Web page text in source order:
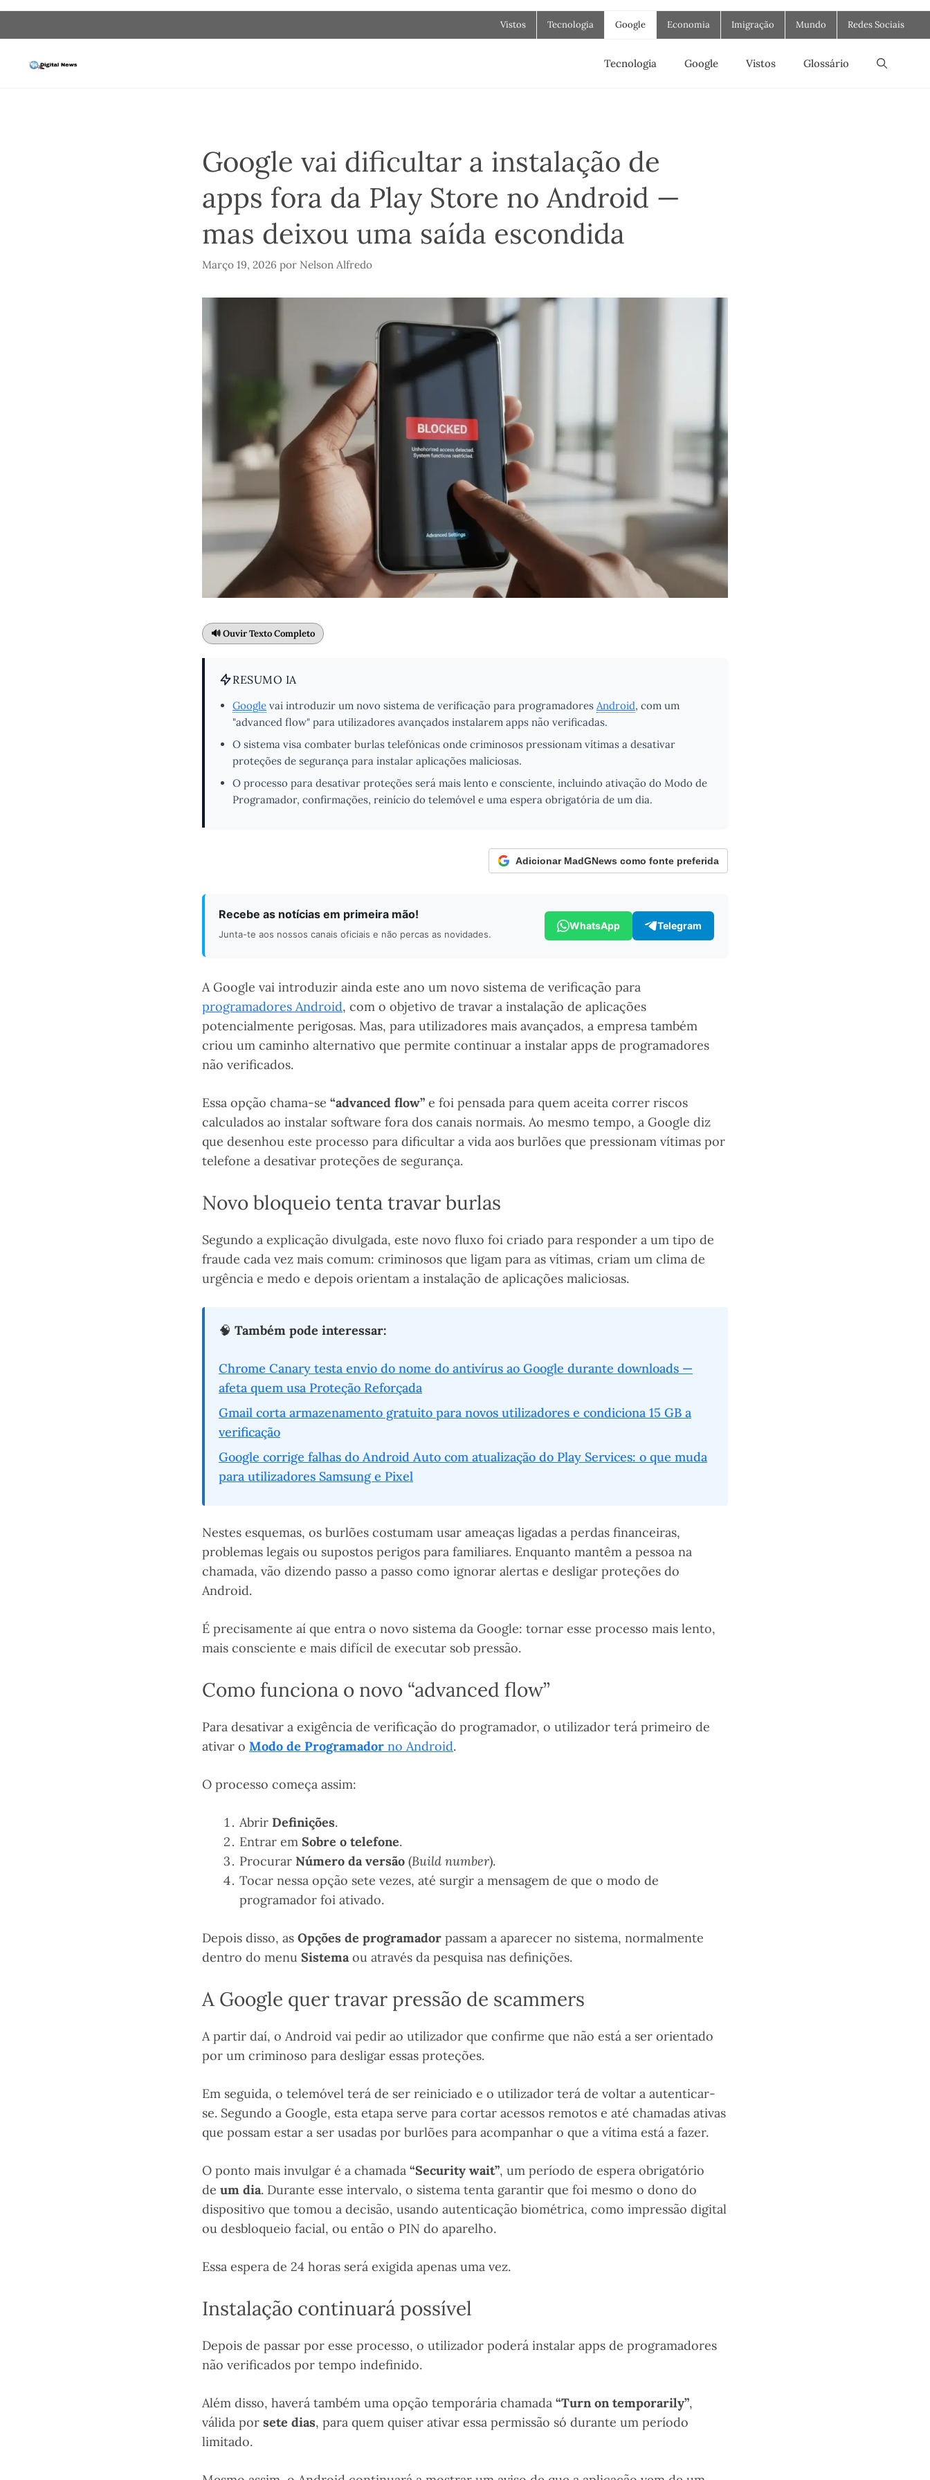
para
Vistos Tecnologia Google Economia Imigração Mundo Redes Sociais
Tecnologia Google Vistos Glossário
Google vai dificultar a instalação de
apps fora da Play Store no Android —
mas deixou uma saída escondida
Março 19, 2026 por Nelson Alfredo
🔊 Ouvir Texto Completo
RESUMO IA
Google vai introduzir um novo sistema de verificação para programadores Android, com um
"advanced flow" para utilizadores avançados instalarem apps não verificadas.
O sistema visa combater burlas telefónicas onde criminosos pressionam vítimas a desativar
proteções de segurança para instalar aplicações maliciosas.
O processo para desativar proteções será mais lento e consciente, incluindo ativação do Modo de
Programador, confirmações, reinício do telemóvel e uma espera obrigatória de um dia.
Adicionar MadGNews como fonte preferida
Recebe as notícias em primeira mão!
Junta-te aos nossos canais oficiais e não percas as novidades.
WhatsApp Telegram
A Google vai introduzir ainda este ano um novo sistema de verificação para
programadores Android, com o objetivo de travar a instalação de aplicações
potencialmente perigosas. Mas, para utilizadores mais avançados, a empresa também
criou um caminho alternativo que permite continuar a instalar apps de programadores
não verificados.
Essa opção chama-se “advanced flow” e foi pensada para quem aceita correr riscos
calculados ao instalar software fora dos canais normais. Ao mesmo tempo, a Google diz
que desenhou este processo para dificultar a vida aos burlões que pressionam vítimas por
telefone a desativar proteções de segurança.
Novo bloqueio tenta travar burlas
Segundo a explicação divulgada, este novo fluxo foi criado para responder a um tipo de
fraude cada vez mais comum: criminosos que ligam para as vítimas, criam um clima de
urgência e medo e depois orientam a instalação de aplicações maliciosas.
🧠 Também pode interessar:
Chrome Canary testa envio do nome do antivírus ao Google durante downloads —
afeta quem usa Proteção Reforçada
Gmail corta armazenamento gratuito para novos utilizadores e condiciona 15 GB a
verificação
Google corrige falhas do Android Auto com atualização do Play Services: o que muda
para utilizadores Samsung e Pixel
Nestes esquemas, os burlões costumam usar ameaças ligadas a perdas financeiras,
problemas legais ou supostos perigos para familiares. Enquanto mantêm a pessoa na
chamada, vão dizendo passo a passo como ignorar alertas e desligar proteções do
Android.
É precisamente aí que entra o novo sistema da Google: tornar esse processo mais lento,
mais consciente e mais difícil de executar sob pressão.
Como funciona o novo “advanced flow”
Para desativar a exigência de verificação do programador, o utilizador terá primeiro de
ativar o Modo de Programador no Android.
O processo começa assim:
Abrir Definições.
Entrar em Sobre o telefone.
Procurar Número da versão (Build number).
Tocar nessa opção sete vezes, até surgir a mensagem de que o modo de
programador foi ativado.
Depois disso, as Opções de programador passam a aparecer no sistema, normalmente
dentro do menu Sistemaou através da pesquisa nas definições.
A Google quer travar pressão de scammers
A partir daí, o Android vai pedir ao utilizador que confirme que não está a ser orientado
por um criminoso para desligar essas proteções.
Em seguida, o telemóvel terá de ser reiniciado e o utilizador terá de voltar a autenticar-
se. Segundo a Google, esta etapa serve para cortar acessos remotos e até chamadas ativas
que possam estar a ser usadas por burlões para acompanhar o que a vítima está a fazer.
O ponto mais invulgar é a chamada “Security wait”, um período de espera obrigatório
de um dia. Durante esse intervalo, o sistema tenta garantir que foi mesmo o dono do
dispositivo que tomou a decisão, usando autenticação biométrica, como impressão digital
ou desbloqueio facial, ou então o PIN do aparelho.
Essa espera de 24 horas será exigida apenas uma vez.
Instalação continuará possível
Depois de passar por esse processo, o utilizador poderá instalar apps de programadores
não verificados por tempo indefinido.
Além disso, haverá também uma opção temporária chamada “Turn on temporarily”,
válida por sete dias, para quem quiser ativar essa permissão só durante um período
limitado.